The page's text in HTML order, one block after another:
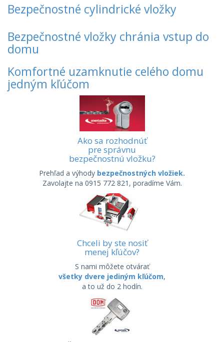
Bezpečnostné cylindrické vložky
Bezpečnostné vložky chránia vstup do
domu
Komfortné uzamknutie celého domu
jedným kľúčom
Ako sa rozhodnúť
pre správnu
bezpečnostnú vložku?
Prehľad a výhody bezpečnostných vložiek.
Zavolajte na 0915 772 821, poradíme Vám.
Chceli by ste nosiť
menej kľúčov?
S nami môžete otvárať
všetky dvere jediným kľúčom,
a to už do 2 hodín.